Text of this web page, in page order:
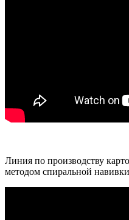
Линия по производству
методом спиральной